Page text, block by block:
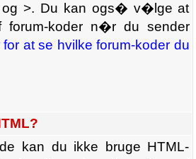
og >. Du kan ogs� v�lge at
forum-koder n�r du sender
for at se hvilke forum-koder du
kan du ikke bruge HTML-